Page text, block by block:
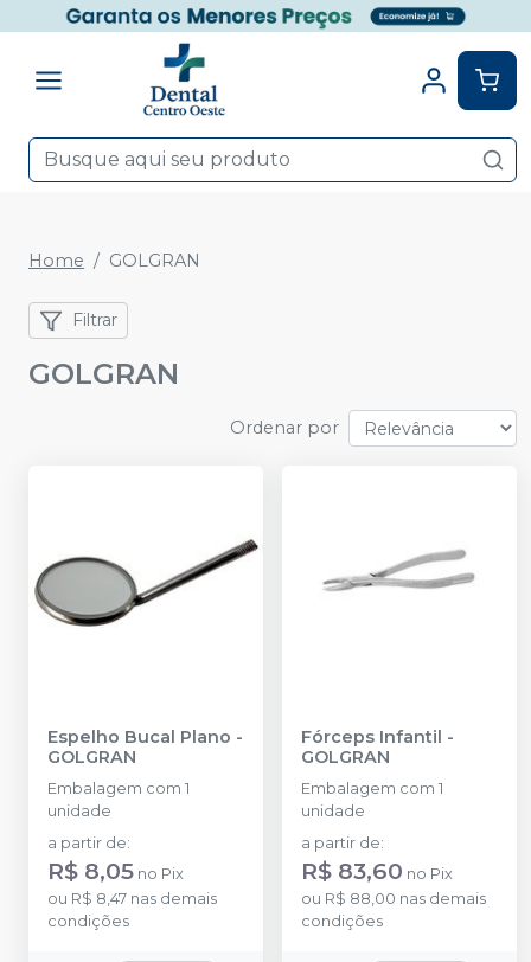
Home GOLGRAN
Filtrar
GOLGRAN
Ordenar por
Espelho Bucal Plano -
GOLGRAN
Embalagem com 1
unidade
a partir de:
R$ 8,05 no Pix
ou R$ 8,47 nas demais
condições
Fórceps Infantil -
GOLGRAN
Embalagem com 1
unidade
a partir de:
R$ 83,60 no Pix
ou R$ 88,00 nas demais
condições